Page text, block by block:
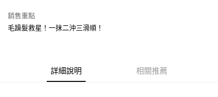
ATM付款
每筆NT$85，滿NT$499(含以上)免運費
銷售重點
毛躁髮救星！一抹二沖三滑順！
詳細說明 相關推薦